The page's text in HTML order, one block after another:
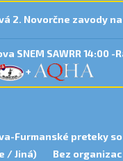
2. Novorčne zavody
SNEM SAWRR 14:00
+
Furmanské preteky
/ Jiná)
Bez